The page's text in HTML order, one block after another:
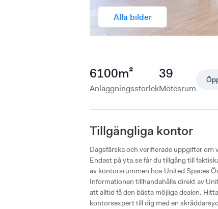
Alla bilder
6100m²
Anläggningsstorlek
39
Mötesrum
Tillgängliga kontor
Dagsfärska och verifierade uppgifter
Endast på yta.se får du tillgång till
av kontorsrummen hos United Spaces
Informationen tillhandahålls direkt av
att alltid få den bästa möjliga dealen.
kontorsexpert till dig med en